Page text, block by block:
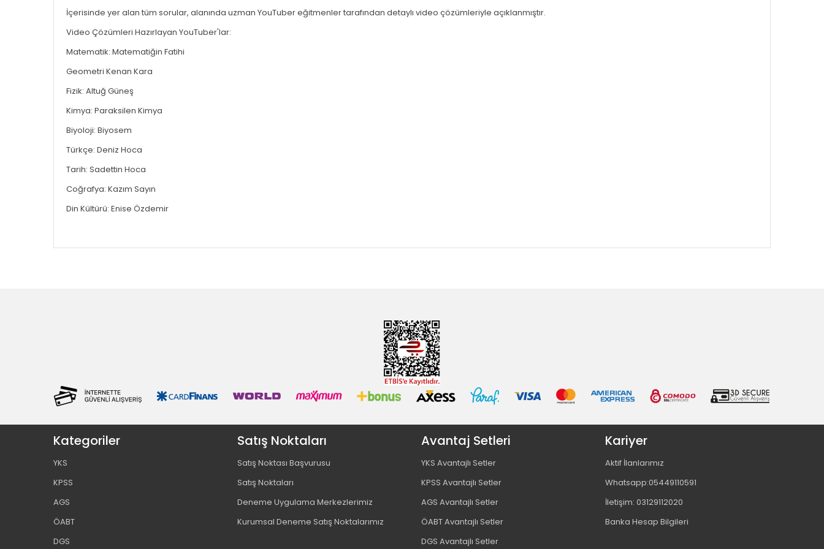
İçerisinde yer alan tüm sorular, alanında uzman YouTuber eğitmenler tarafından detaylı video çözümleriyle açıklanmıştır.
Video Çözümleri Hazırlayan YouTuber'lar:
Matematik: Matematiğin Fatihi
Geometri Kenan Kara
Fizik: Altuğ Güneş
Kimya: Paraksilen Kimya
Biyoloji: Biyosem
Türkçe: Deniz Hoca
Tarih: Sadettin Hoca
Coğrafya: Kazım Sayın
Din Kültürü: Enise Özdemir
Kategoriler
YKS
KPSS
AGS
ÖABT
DGS
Satış Noktaları
Satış Noktası Başvurusu
Satış Noktaları
Deneme Uygulama Merkezlerimiz
Kurumsal Deneme Satış Noktalarımız
Avantaj Setleri
YKS Avantajlı Setler
KPSS Avantajlı Setler
AGS Avantajlı Setler
ÖABT Avantajlı Setler
DGS Avantajlı Setler
Kariyer
Aktif İlanlarımız
Whatsapp:05449110591
İletişim: 03129112020
Banka Hesap Bilgileri